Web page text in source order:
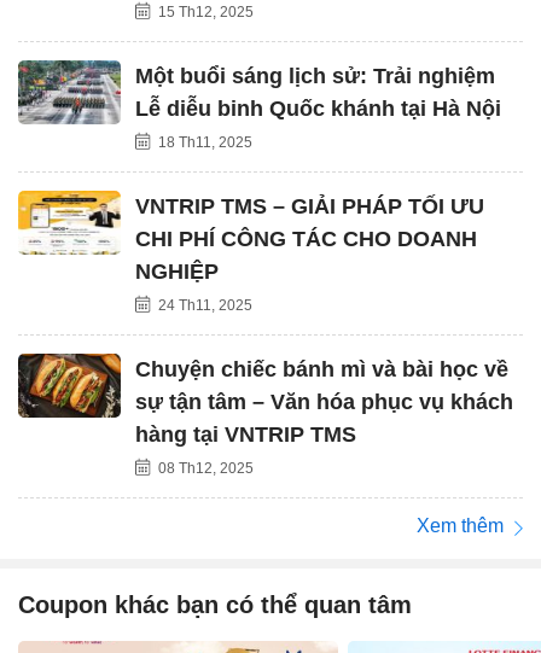
15 Th12, 2025
Một buổi sáng lịch sử: Trải nghiệm
Lễ diễu binh Quốc khánh tại Hà Nội
18 Th11, 2025
VNTRIP TMS – GIẢI PHÁP TỐI ƯU
CHI PHÍ CÔNG TÁC CHO DOANH
NGHIỆP
24 Th11, 2025
Chuyện chiếc bánh mì và bài học về
sự tận tâm – Văn hóa phục vụ khách
hàng tại VNTRIP TMS
08 Th12, 2025
Xem thêm
Coupon khác bạn có thể quan tâm